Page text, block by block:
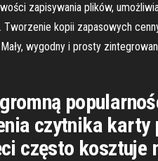
zapisywania plików,
kopii zapasowych
wygodny i prosty
czytnika karty
często kosztuje